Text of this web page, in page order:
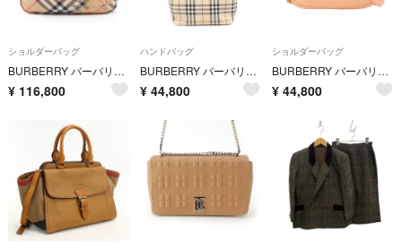
ショルダーバッグ
BURBERRY バーバリー ショルダーバッグ ヴィンテージチェック
¥ 116,800
ハンドバッグ
BURBERRY バーバリー ハンドバッグ ノバチェック
¥ 44,800
ショルダーバッグ
BURBERRY バーバリー ショルダーバッグ ローラ
¥ 44,800